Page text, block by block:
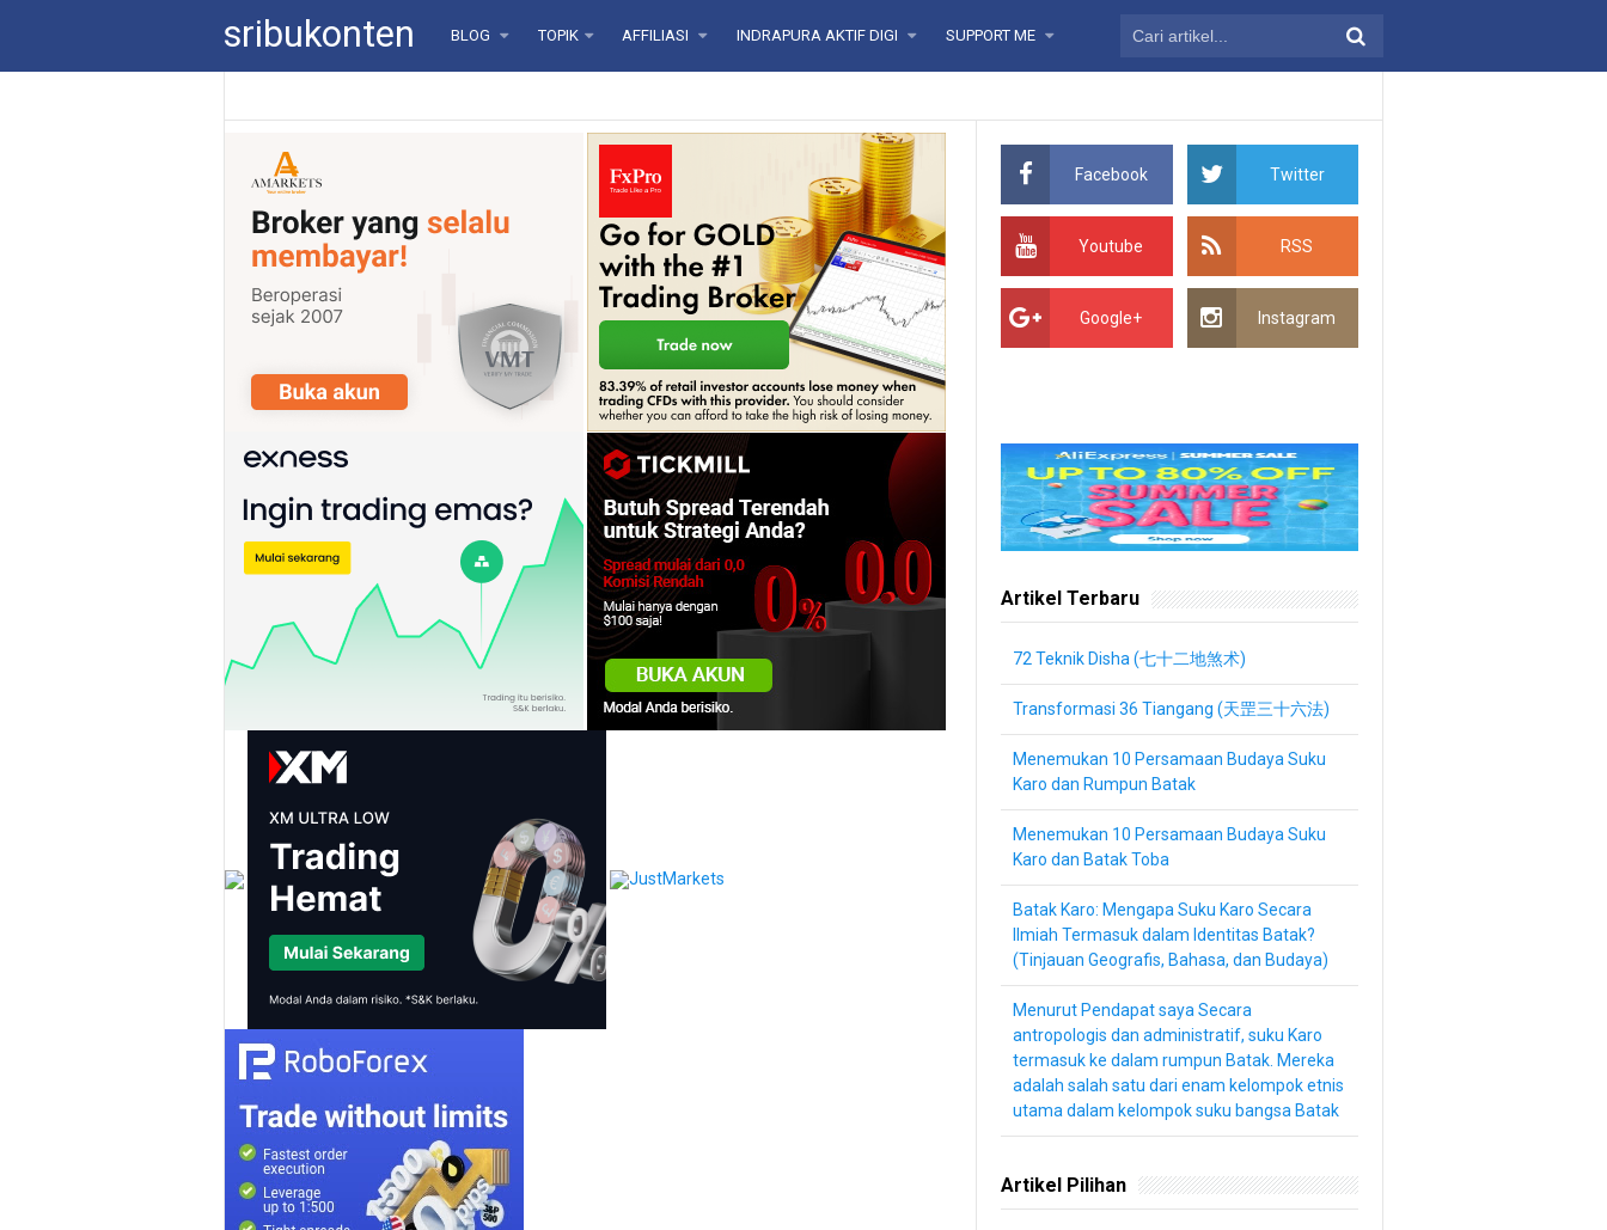
sribukonten BLOG TOPIK AFFILIASI INDRAPURA AKTIF DIGI SUPPORT ME
Facebook Twitter
Youtube RSS
Google+ Instagram
Artikel Terbaru
72 Teknik Disha (七十二地煞术)
Transformasi 36 Tiangang (天罡三十六法)
Menemukan 10 Persamaan Budaya Suku
Karo dan Rumpun Batak
Menemukan 10 Persamaan Budaya Suku
Karo dan Batak Toba
Batak Karo: Mengapa Suku Karo Secara
Ilmiah Termasuk dalam Identitas Batak?
(Tinjauan Geografis, Bahasa, dan Budaya)
Menurut Pendapat saya Secara
antropologis dan administratif, suku Karo
termasuk ke dalam rumpun Batak. Mereka
adalah salah satu dari enam kelompok etnis
utama dalam kelompok suku bangsa Batak
Artikel Pilihan